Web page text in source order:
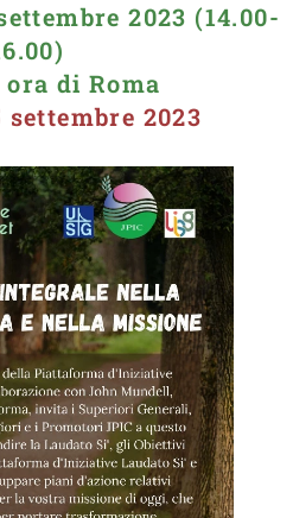
2023 (14.00-
di Roma
settembre 2023